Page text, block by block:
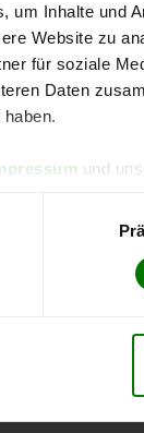
um Inhalte und
Website zu
für soziale
Daten
und
bei